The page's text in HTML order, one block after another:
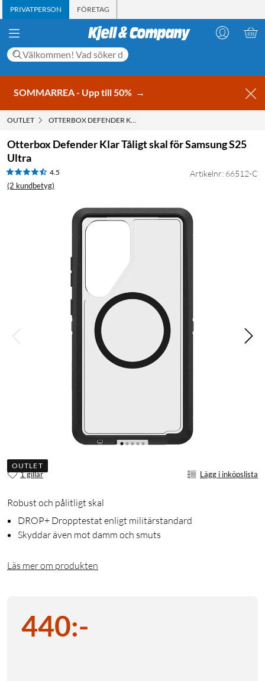
PRIVATPERSON FÖRETAG
SOMMARREA - Upp till 50% →
OUTLET OTTERBOX DEFENDER KLAR TÅLIGT SKAL FÖR SAMSUNG S25
Otterbox Defender Klar Tåligt skal för Samsung S25
Ultra
4.5
(2 kundbetyg)
Artikelnr: 66512-C
OUTLET
1 gillar Lägg i inköpslista
Robust och pålitligt skal
DROP+ Dropptestat enligt militärstandard
Skyddar även mot damm och smuts
Läs mer om produkten
440:-